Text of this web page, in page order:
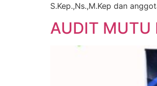
S.Kep.,Ns.,M.Kep dan
AUDIT